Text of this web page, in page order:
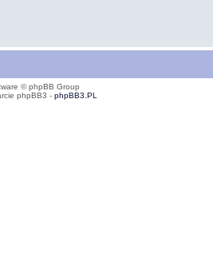
© phpBB Group
phpBB3 - phpBB3.PL